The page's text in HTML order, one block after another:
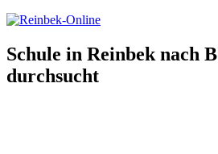
Schule in Reinbek nach
durchsucht